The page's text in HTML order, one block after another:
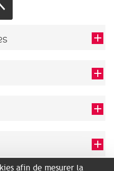
afin de mesurer la